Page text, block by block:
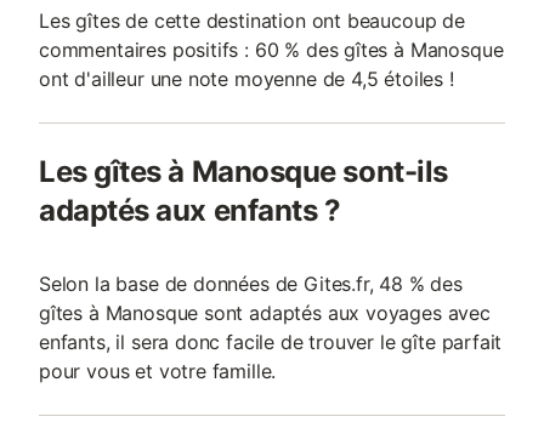
Les gîtes de cette destination ont beaucoup de
commentaires positifs : 60 % des gîtes à Manosque
ont d'ailleur une note moyenne de 4,5 étoiles !
Les gîtes à Manosque sont-ils
adaptés aux enfants ?
Selon la base de données de Gites.fr, 48 % des
gîtes à Manosque sont adaptés aux voyages avec
enfants, il sera donc facile de trouver le gîte parfait
pour vous et votre famille.